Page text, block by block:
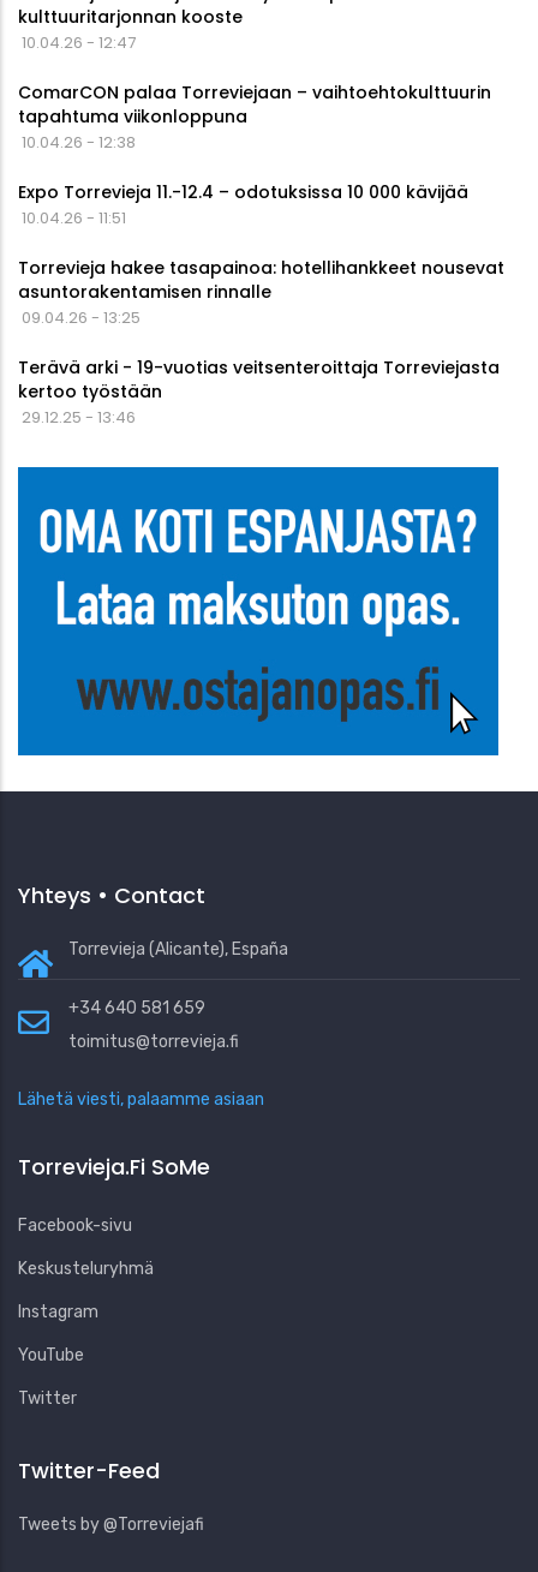
kulttuuritarjonnan kooste
10.04.26 - 12:47
ComarCON palaa Torreviejaan – vaihtoehtokulttuurin
tapahtuma viikonloppuna
10.04.26 - 12:38
Expo Torrevieja 11.-12.4 – odotuksissa 10 000 kävijää
10.04.26 - 11:51
Torrevieja hakee tasapainoa: hotellihankkeet nousevat
asuntorakentamisen rinnalle
09.04.26 - 13:25
Terävä arki - 19-vuotias veitsenteroittaja Torreviejasta
kertoo työstään
29.12.25 - 13:46
Yhteys • Contact
Torrevieja (Alicante), España
+34 640 581 659
toimitus@torrevieja.fi
Lähetä viesti, palaamme asiaan
Torrevieja.fi SoMe
Facebook-sivu
Keskusteluryhmä
Instagram
YouTube
Twitter
Twitter-Feed
Tweets by @Torreviejafi